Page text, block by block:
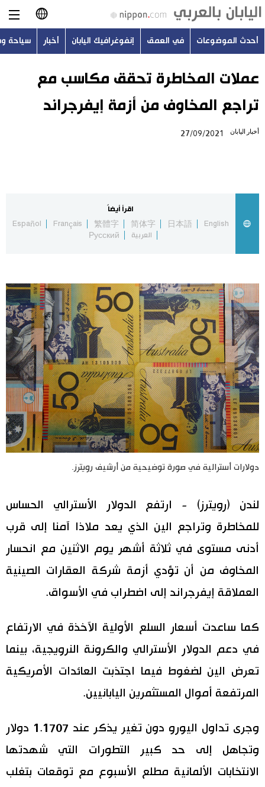
日本語
English
简体字
Русский
أحدث الموضوعات
اليابان في فيديو
مانغا وأنيمي
علوم وتكنولوجيا
الأقسام
صور
أشخاص
اقتصاد
مجتمع
لايف ستايل
طوكيو
الأكثر تفاعلا
اللغة اليابانية
هو وهي
المطبخ الياباني
تواصل معنا
أحدث الموضوعات في العمق إنفوغرافيك اليابان أخبار سياحة
عملات المخاطرة تحقق مكاسب مع
تراجع المخاوف من أزمة إيفرجراند
أخبار اليابان 27/09/2021
اقرأ أيضاً
English
日本語
简体字
繁體字
Français
Español
العربية
Русский
دولارات أسترالية في صورة توضيحية من أرشيف رويترز.
لندن (رويترز) - ارتفع الدولار الأسترالي الحساس
للمخاطرة وتراجع الين الذي يعد ملاذا آمنا إلى قرب
أدنى مستوى في ثلاثة أشهر يوم الاثنين مع انحسار
المخاوف من أن تؤدي أزمة شركة العقارات الصينية
العملاقة إيفرجراند إلى اضطراب في الأسواق.
كما ساعدت أسعار السلع الأولية الآخذة في الارتفاع
في دعم الدولار الأسترالي والكرونة النرويجية، بينما
تعرض الين لضغوط فيما اجتذبت العائدات الأمريكية
المرتفعة أموال المستثمرين اليابانيين.
وجرى تداول اليورو دون تغير يذكر عند 1.1707 دولار
وتجاهل إلى حد كبير التطورات التي شهدتها
الانتخابات الألمانية مطلع الأسبوع مع توقعات بتغلب